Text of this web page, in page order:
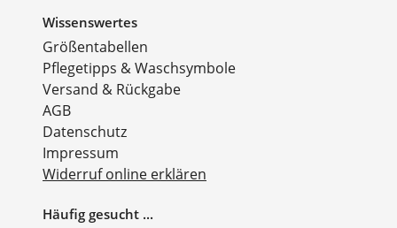
Wissenswertes
Größentabellen
Pflegetipps & Waschsymbole
Versand & Rückgabe
AGB
Datenschutz
Impressum
Widerruf online erklären
Häufig gesucht ...